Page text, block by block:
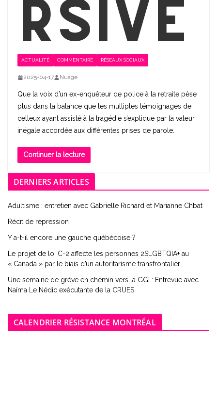
rsive
ACTUALITÉ COMMENTAIRE RÉSEAUX SOCIAUX
2025-04-17 Nuage
Que la voix d’un ex-enquêteur de police à la retraite pèse
plus dans la balance que les multiples témoignages de
celleux ayant assisté à la tragédie s’explique par la valeur
inégale accordée aux différentes prises de parole.
Continuer la lecture
DERNIERS ARTICLES
Adultisme : entretien avec Gabrielle Richard et Marianne Chbat
Récit de répression
Y a-t-il encore une gauche québécoise ?
Le projet de loi C-2 affecte les personnes 2SLGBTQIA+ au
« Canada » par le biais d’un autoritarisme transfrontalier
Une semaine de grève en chemin vers la GGI : Entrevue avec
Naïma Le Nédic exécutante de la CRUES
CALENDRIER RÉSISTANCE MONTRÉAL